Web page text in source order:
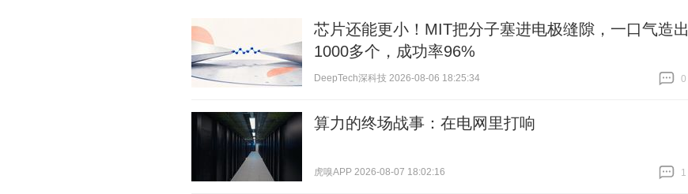
芯片还能更小！MIT把分子塞进电极缝隙，一口气造出
1000多个，成功率96%
DeepTech深科技 2026-08-06 18:25:34
0
算力的终场战事：在电网里打响
虎嗅APP 2026-08-07 18:02:16
1